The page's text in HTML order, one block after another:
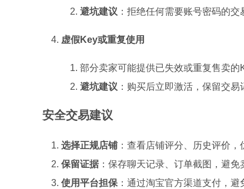
避坑建议 ：拒绝任何需要账号密码的交
虚假Key或重复使用
部分卖家可能提供已失效或重复售卖的
避坑建议 ：购买后立即激活，保留交易
安全交易建议
选择正规店铺：查看店铺评分、历史评价，
保留证据 ：保存聊天记录、订单截图，避免
使用平台担保 ：通过淘宝官方渠道支付，避